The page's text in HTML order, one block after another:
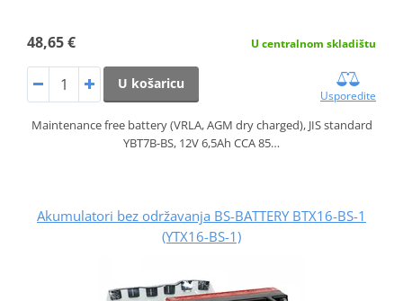
48,65 € U centralnom skladištu
U košaricu
Usporedite
Maintenance free battery (VRLA, AGM dry charged), JIS standard
YBT7B-BS, 12V 6,5Ah CCA 85…
Akumulatori bez održavanja BS-BATTERY BTX16-BS-1
(YTX16-BS-1)